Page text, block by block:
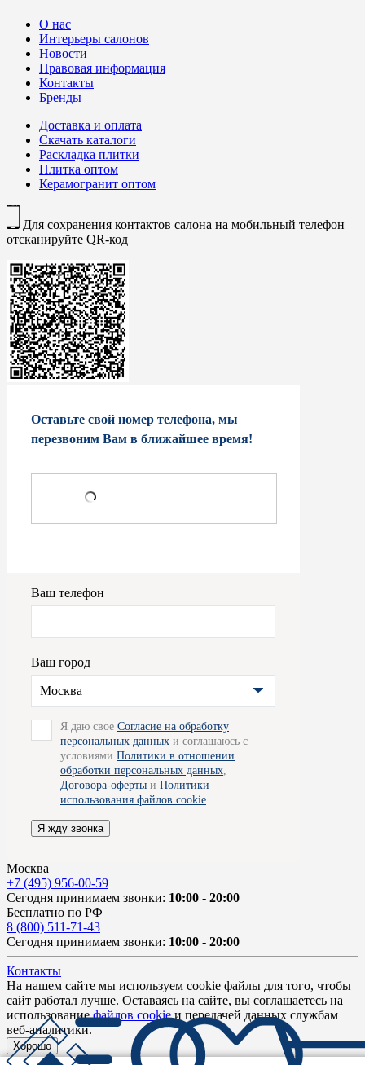
О нас
Интерьеры салонов
Новости
Правовая информация
Контакты
Бренды
Доставка и оплата
Скачать каталоги
Раскладка плитки
Плитка оптом
Керамогранит оптом
Для сохранения контактов салона на мобильный телефон
отсканируйте QR-код
Оставьте свой номер телефона, мы
перезвоним Вам в ближайшее время!
Ваш телефон
Ваш город
Москва
Я даю свое Согласие на обработку
персональных данных и соглашаюсь с
условиями Политики в отношении
обработки персональных данных
Договора-оферты и Политики
использования файлов cookie
Я жду звонка
Москва
+7 (495) 956-00-59
Сегодня принимаем звонки: 10:00 - 20:00
Бесплатно по РФ
8 (800) 511-71-43
Сегодня принимаем звонки: 10:00 - 20:00
Контакты
На нашем сайте мы используем cookie файлы для того, чтобы
сайт работал лучше. Оставаясь на сайте, вы соглашаетесь на
использованиефайлов cookieи передачей данных службам
веб-аналитики.
Хорошо